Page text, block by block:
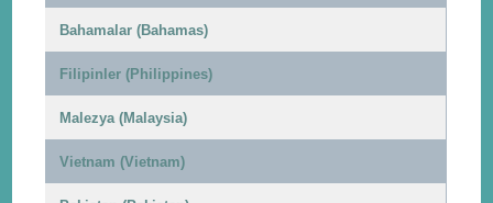
Bahamalar (Bahamas)
Filipinler (Philippines)
Malezya (Malaysia)
Vietnam (Vietnam)